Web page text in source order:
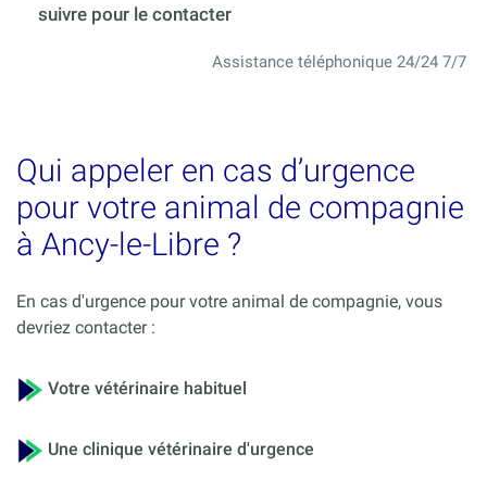
suivre pour le contacter
Assistance téléphonique 24/24 7/7
Qui appeler en cas d’urgence
pour votre animal de compagnie
à Ancy-le-Libre ?
En cas d'urgence pour votre animal de compagnie, vous
devriez contacter :
Votre vétérinaire habituel
Une clinique vétérinaire d'urgence